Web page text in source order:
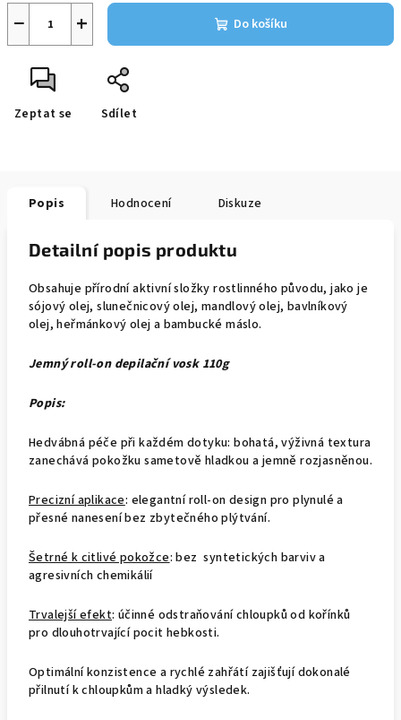
+
− Do košíku
Zeptat se Sdílet
Popis Hodnocení Diskuze
Detailní popis produktu
Obsahuje přírodní aktivní složky rostlinného původu, jako je
sójový olej, slunečnicový olej, mandlový olej, bavlníkový
olej, heřmánkový olej a bambucké máslo.
Jemný roll-on depilační vosk 110g
Popis:
Hedvábná péče při každém dotyku: bohatá, výživná textura
zanechává pokožku sametově hladkou a jemně rozjasněnou.
Precizní aplikace: elegantní roll-on design pro plynulé a
přesné nanesení bez zbytečného plýtvání.
Šetrné k citlivé pokožce: bez syntetických barviv a
agresivních chemikálií
Trvalejší efekt: účinné odstraňování chloupků od kořínků
pro dlouhotrvající pocit hebkosti.
Optimální konzistence a rychlé zahřátí zajišťují dokonalé
přilnutí k chloupkům a hladký výsledek.